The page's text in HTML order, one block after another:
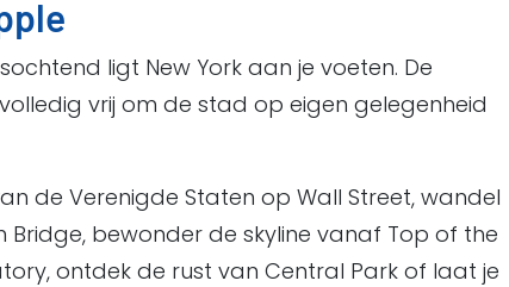
ligt New York aan je voeten. De
vrij om de stad op eigen gelegenheid
de Verenigde Staten op Wall Street, wandel
bewonder de skyline vanaf Top of the
ontdek de rust van Central Park of laat je